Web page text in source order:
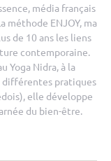
média français
méthode ENJOY, ma
de 10 ans les liens
contemporaine.
Yoga Nidra, à la
différentes pratiques
elle développe
du bien-être.